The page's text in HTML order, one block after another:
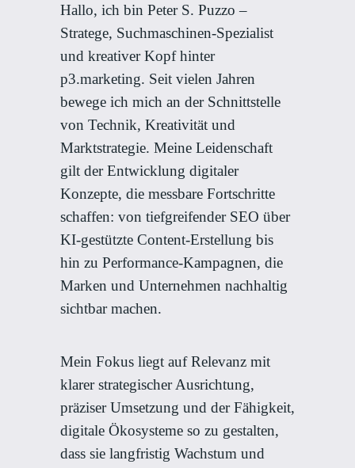
Hallo, ich bin Peter S. Puzzo –
Stratege, Suchmaschinen-Spezialist
und kreativer Kopf hinter
p3.marketing. Seit vielen Jahren
bewege ich mich an der Schnittstelle
von Technik, Kreativität und
Marktstrategie. Meine Leidenschaft
gilt der Entwicklung digitaler
Konzepte, die messbare Fortschritte
schaffen: von tiefgreifender SEO über
KI-gestützte Content-Erstellung bis
hin zu Performance-Kampagnen, die
Marken und Unternehmen nachhaltig
sichtbar machen.
Mein Fokus liegt auf Relevanz mit
klarer strategischer Ausrichtung,
präziser Umsetzung und der Fähigkeit,
digitale Ökosysteme so zu gestalten,
dass sie langfristig Wachstum und